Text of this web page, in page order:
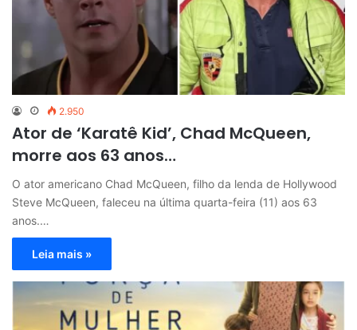
2.950
Ator de ‘Karatê Kid’, Chad McQueen,
morre aos 63 anos…
O ator americano Chad McQueen, filho da lenda de Hollywood
Steve McQueen, faleceu na última quarta-feira (11) aos 63
anos.…
Leia mais »